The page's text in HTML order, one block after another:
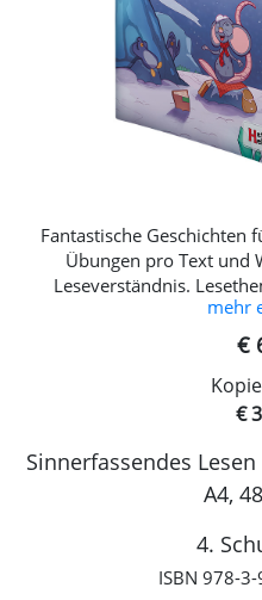
Fantastische
Übungen pro Text und
Leseverständnis.
Pflanzen Gänsehaut
mehr
€
€
Sinnerfassendes
A4,
4.
ISBN 978-